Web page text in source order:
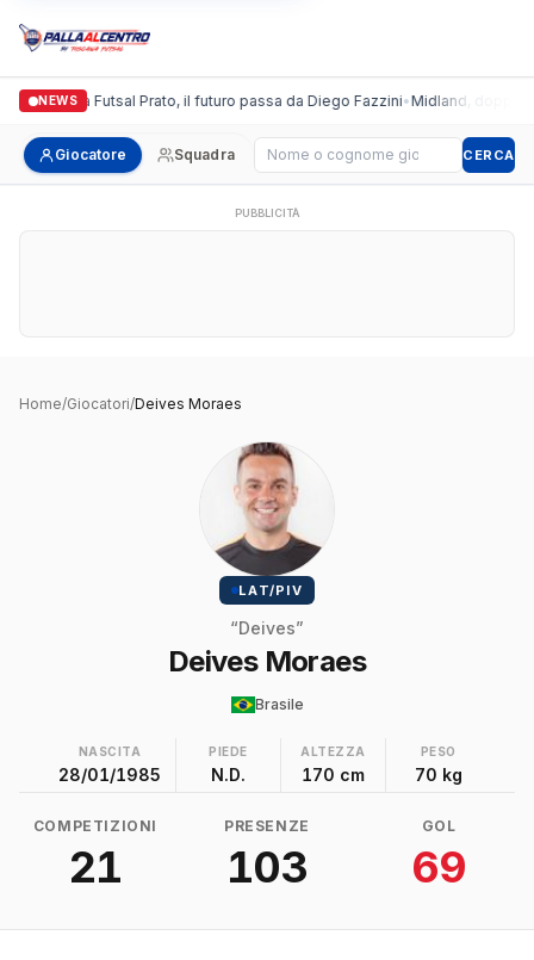
NEWS
Italgronda Futsal Prato, il futuro passa da Diego Fazzini•Midland, doppio
Giocatore Squadra Cerca giocatore CERCA
PUBBLICITÀ
Home/Giocatori/Deives Moraes
LAT/PIV
“Deives”
Deives Moraes
Brasile
NASCITA
28/01/1985
PIEDE
N.D.
ALTEZZA
170 cm
PESO
70 kg
COMPETIZIONI
21
PRESENZE
103
GOL
69